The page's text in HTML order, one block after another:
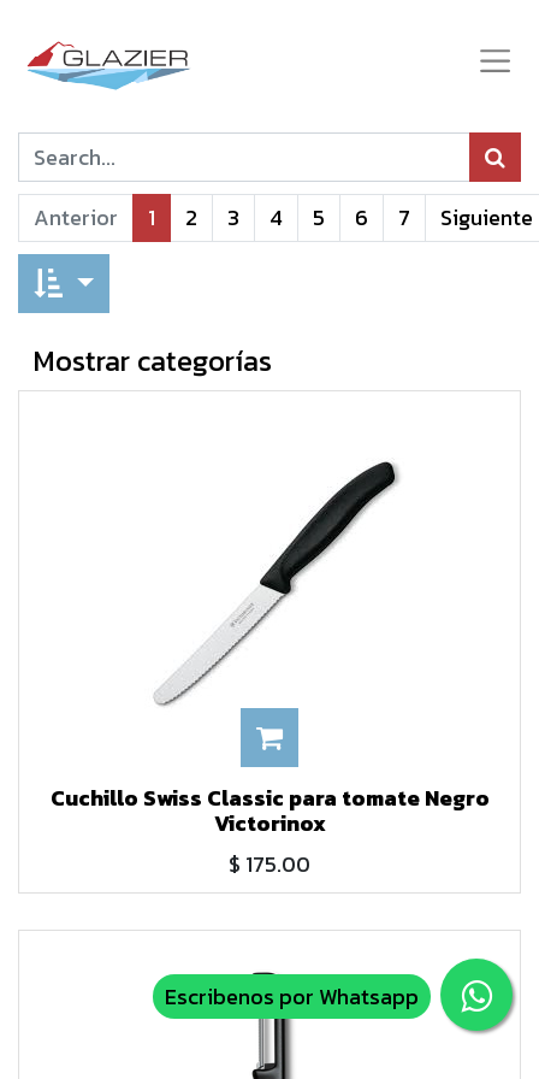
Anterior 1 2 3 4 5 6 7 Siguiente
Mostrar categorías
Cuchillo Swiss Classic para tomate Negro
Victorinox
$ 175.00
Escribenos por Whatsapp